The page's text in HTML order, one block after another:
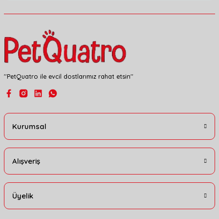
''PetQuatro ile evcil dostlarımız rahat etsin''
Kurumsal
Alışveriş
Üyelik